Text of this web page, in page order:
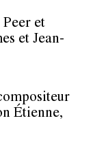
et
et Jean-
Étienne,